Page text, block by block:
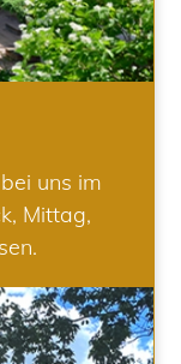
uns im
Mittag,